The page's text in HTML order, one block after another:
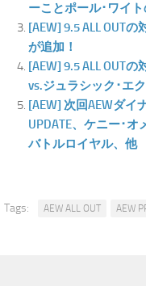
ーことポール･ワイト
[AEW] 9.5 ALL OUT
が追加！
[AEW] 9.5 ALL OUT
vs.ジュラシック･エ
[AEW] 次回AEWダイ
UPDATE、ケニー･オ
バトルロイヤル、他
Tags: AEW ALL OUT AEW